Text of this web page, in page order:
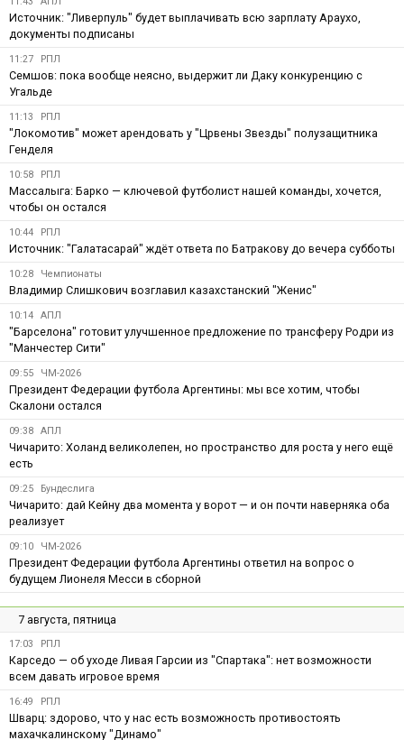
Источник: "Ливерпуль" будет выплачивать всю зарплату Араухо,
документы подписаны
11:27 РПЛ
Семшов: пока вообще неясно, выдержит ли Даку конкуренцию с
Угальде
11:13 РПЛ
"Локомотив" может арендовать у "Црвены Звезды" полузащитника
Генделя
10:58 РПЛ
Массалыга: Барко — ключевой футболист нашей команды, хочется,
чтобы он остался
10:44 РПЛ
Источник: "Галатасарай" ждёт ответа по Батракову до вечера субботы
10:28 Чемпионаты
Владимир Слишкович возглавил казахстанский "Женис"
10:14 АПЛ
"Барселона" готовит улучшенное предложение по трансферу Родри из
"Манчестер Сити"
09:55 ЧМ-2026
Президент Федерации футбола Аргентины: мы все хотим, чтобы
Скалони остался
09:38 АПЛ
Чичарито: Холанд великолепен, но пространство для роста у него ещё
есть
09:25 Бундеслига
Чичарито: дай Кейну два момента у ворот — и он почти наверняка оба
реализует
09:10 ЧМ-2026
Президент Федерации футбола Аргентины ответил на вопрос о
будущем Лионеля Месси в сборной
7 августа, пятница
17:03 РПЛ
Карседо — об уходе Ливая Гарсии из "Спартака": нет возможности
всем давать игровое время
16:49 РПЛ
Шварц: здорово, что у нас есть возможность противостоять
махачкалинскому "Динамо"